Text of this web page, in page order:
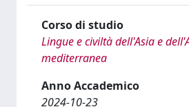
Corso di studio
Lingue e civiltà dell'Asia e
mediterranea
Anno Accademico
2024-10-23